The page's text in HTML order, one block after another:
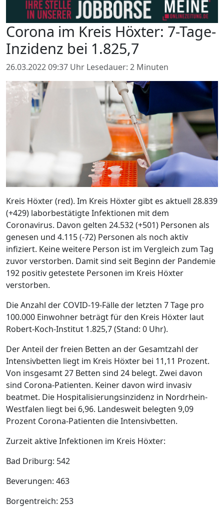
Corona im Kreis Höxter: 7-Tage-
Inzidenz bei 1.825,7
26.03.2022 09:37 Uhr Lesedauer: 2 Minuten
Kreis Höxter (red). Im Kreis Höxter gibt es aktuell 28.839
(+429) laborbestätigte Infektionen mit dem
Coronavirus. Davon gelten 24.532 (+501) Personen als
genesen und 4.115 (-72) Personen als noch aktiv
infiziert. Keine weitere Person ist im Vergleich zum Tag
zuvor verstorben. Damit sind seit Beginn der Pandemie
192 positiv getestete Personen im Kreis Höxter
verstorben.
Die Anzahl der COVID-19-Fälle der letzten 7 Tage pro
100.000 Einwohner beträgt für den Kreis Höxter laut
Robert-Koch-Institut 1.825,7 (Stand: 0 Uhr).
Der Anteil der freien Betten an der Gesamtzahl der
Intensivbetten liegt im Kreis Höxter bei 11,11 Prozent.
Von insgesamt 27 Betten sind 24 belegt. Zwei davon
sind Corona-Patienten. Keiner davon wird invasiv
beatmet. Die Hospitalisierungsinzidenz in Nordrhein-
Westfalen liegt bei 6,96. Landesweit belegten 9,09
Prozent Corona-Patienten die Intensivbetten.
Zurzeit aktive Infektionen im Kreis Höxter:
Bad Driburg: 542
Beverungen: 463
Borgentreich: 253